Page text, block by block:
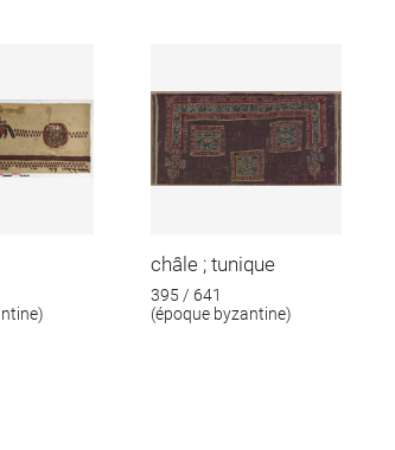
châle ; tunique
395 / 641
(époque byzantine)